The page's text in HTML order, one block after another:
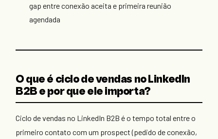
gap entre conexão aceita e primeira reunião
agendada
O que é ciclo de vendas no LinkedIn
B2B e por que ele importa?
Ciclo de vendas no LinkedIn B2B é o tempo total entre o
primeiro contato com um prospect (pedido de conexão,